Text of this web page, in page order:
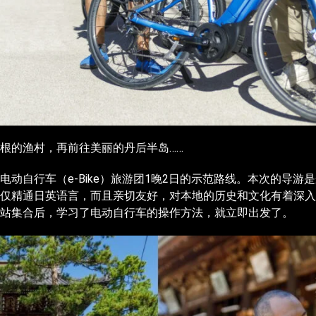
的渔村，再前往美丽的丹后半岛……
动自行车（e-Bike）旅游团1晚2日的示范路线。本次的导游是
精通日英语言，而且亲切友好，对本地的历史和文化有着深
集合后，学习了电动自行车的操作方法，就立即出发了。